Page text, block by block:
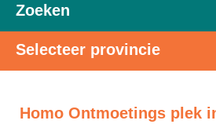
Zoeken
Selecteer provincie
Homo Ontmoetings plek